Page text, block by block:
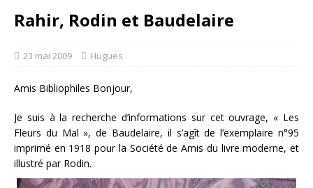
Rahir, Rodin et Baudelaire
23 mai 2009 Hugues
Amis Bibliophiles Bonjour,
Je suis à la recherche d’informations sur cet ouvrage, « Les
Fleurs du Mal », de Baudelaire, il s’agît de l’exemplaire n°95
imprimé en 1918 pour la Société de Amis du livre moderne, et
illustré par Rodin.